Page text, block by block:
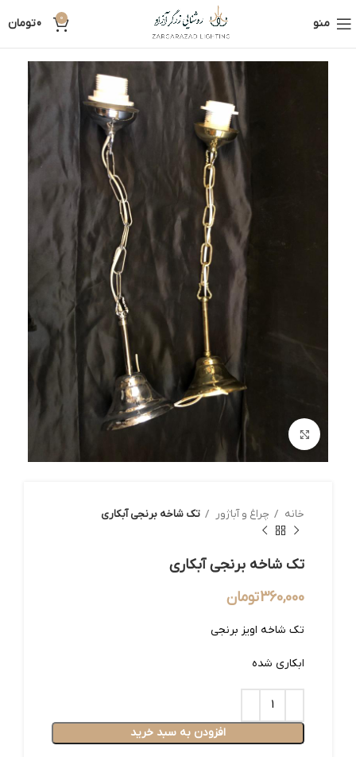
منو 0
0تومان
خانه چراغ و آباژور تک شاخه برنجی آبکاری
تک شاخه برنجی آبکاری
360,000تومان
تک شاخه اویز برنجی
ابکاری شده
افزودن به سبد خرید